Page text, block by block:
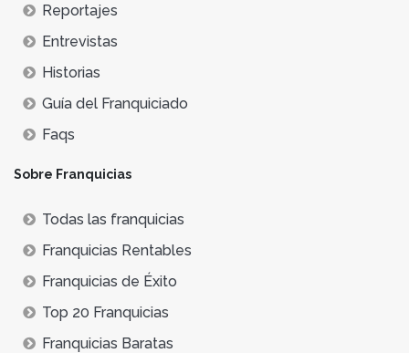
Reportajes
Entrevistas
Historias
Guía del Franquiciado
Faqs
Sobre Franquicias
Todas las franquicias
Franquicias Rentables
Franquicias de Éxito
Top 20 Franquicias
Franquicias Baratas